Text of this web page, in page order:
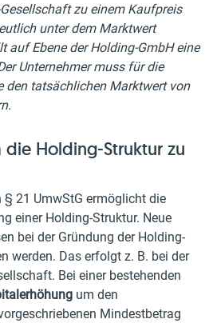
zu einem Kaufpreis
unter dem Marktwert
auf Ebene der Holding-GmbH eine
Unternehmer muss für die
den tatsächlichen Marktwert von
die Holding-Struktur zu
21 UmwStG ermöglicht die
einer Holding-Struktur. Neue
bei der Gründung der Holding-
werden. Das erfolgt z. B. bei der
Bei einer bestehenden
um den
Mindestbetrag